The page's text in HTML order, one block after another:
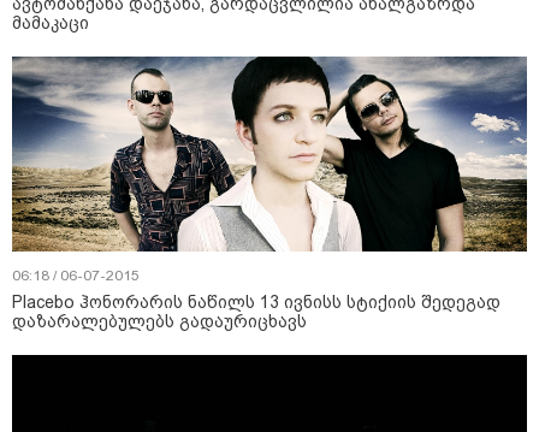
ავტომანქანა დაეჯახა, გარდაცვლილია ახალგაზრდა
მამაკაცი
06:18 / 06-07-2015
Placebo ჰონორარის ნაწილს 13 ივნისს სტიქიის შედეგად
დაზარალებულებს გადაურიცხავს